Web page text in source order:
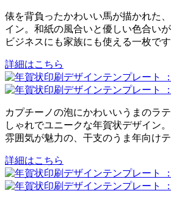
俵を背負ったかわいい馬が描かれた
イン。和紙の風合いと優しい色合い
ビジネスにも家族にも使える一枚です
詳細はこちら
カプチーノの泡にかわいいうまのラ
しゃれでユニークな年賀状デザイン
雰囲気が魅力の、干支のうま年向けテ
詳細はこちら